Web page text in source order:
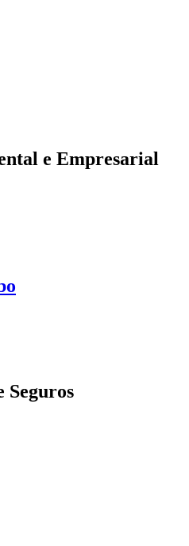
e Empresarial
Seguros